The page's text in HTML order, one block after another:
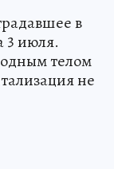
в
3 июля.
телом
не